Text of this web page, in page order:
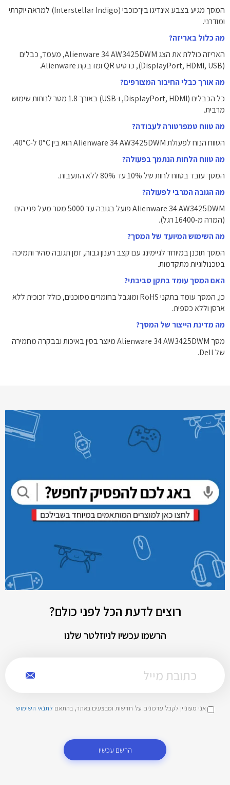
המסך מגיע בצבע אינדיגו בין־כוכבי (Interstellar Indigo) למראה יוקרתי
ומודרני.
מה כלול באריזה?
האריזה כוללת את הצג Alienware 34 AW3425DWM, מעמד, כבלים
(DisplayPort, HDMI, USB), כרטיס QR ומדבקת Alienware.
מה אורך כבלי החיבור המצורפים?
כל הכבלים (DisplayPort, HDMI, ו-USB) באורך ‎1.8‎ מטר לנוחות שימוש
מרבית.
מה טווח טמפרטורה לעבודה?
הטווח הנוח לפעולת Alienware 34 AW3425DWM הוא בין ‎0°C‎ ל-‎40°C‎.
מה טווח הלחות הנתמך בפעולה?
המסך עובד בטווח לחות של ‎10%‎ עד ‎80%‎ ללא התעבות.
מה הגובה המרבי לפעולה?
Alienware 34 AW3425DWM פועל בגובה עד ‎5000‎ מטר מעל פני הים
(המרה מ-16400 רגל).
מה השימוש המיועד של המסך?
המסך תוכנן במיוחד לגיימינג עם קצב רענון גבוה, זמן תגובה מהיר ותמיכה
בטכנולוגיות מתקדמות.
האם המסך עומד בתקן סביבתי?
כן, המסך עומד בתקני RoHS ומוגבל בחומרים מסוכנים, כולל זכוכית ללא
ארסן וללא כספית.
מה מדינת הייצור של המסך?
מסך Alienware 34 AW3425DWM מיוצר בסין באיכות ובבקרה מחמירה
של Dell.
רוצים לדעת הכל לפני כולם?
הרשמו עכשיו לניוזלטר שלנו
אני מעוניין לקבל עדכונים על חדשות ומבצעים באתר, בהתאם לתנאי השימוש
הרשם עכשיו